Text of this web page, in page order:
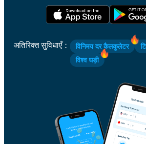
अतिरिक्त सुविधाएँ： विनिमय दर कैलकुलेटर
विश्व घड़ी